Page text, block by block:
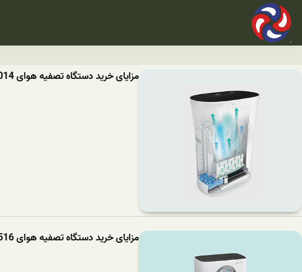
مزایای خرید دستگاه تصفیه هوای APMS1014
مزایای خرید دستگاه تصفیه هوای AP1516